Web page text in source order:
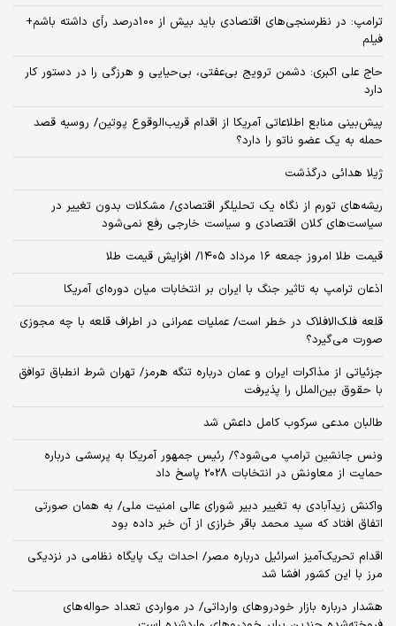
ترامپ: در نظرسنجی‌های اقتصادی باید بیش از 100درصد رأی داشته باشم+
فیلم
حاج علی اکبری: دشمن ترویج بی‌عفتی، بی‌حیایی و هرزگی را در دستور کار
دارد
پیش‌بینی منابع اطلاعاتی آمریکا از اقدام قریب‌الوقوع پوتین/ روسیه قصد
حمله به یک عضو ناتو را دارد؟
ژیلا هدائی درگذشت
ریشه‌های تورم از نگاه یک تحلیلگر اقتصادی/ مشکلات بدون تغییر در
سیاست‌های کلان اقتصادی و سیاست خارجی رفع نمی‌شود
قیمت طلا امروز جمعه ۱۶ مرداد ۱۴۰۵/ افزایش قیمت طلا
اذعان ترامپ به تاثیر جنگ با ایران بر انتخابات میان دوره‌ای آمریکا
قلعه فلک‌الافلاک در خطر است/ عملیات عمرانی در اطراف قلعه با چه مجوزی
صورت می‌گیرد؟
جزئیاتی از مذاکرات ایران و عمان درباره تنگه هرمز/ تهران شرط انطباق توافق
با حقوق بین‌الملل را پذیرفت
طالبان مدعی سرکوب کامل داعش شد
ونس جانشین ترامپ می‌شود؟/ رئیس جمهور آمریکا به پرسشی درباره
حمایت از معاونش در انتخابات 2028 پاسخ داد
واکنش زیدآبادی به تغییر دبیر شورای عالی امنیت ملی/ به همان صورتی
اتفاق افتاد که سید محمد باقر خرازی از آن خبر داده بود
اقدام تحریک‌آمیز اسرائیل درباره مصر/ احداث یک پایگاه نظامی در نزدیکی
مرز با این کشور افشا شد
هشدار درباره بازار خودروهای وارداتی/ در مواردی تعداد حواله‌های